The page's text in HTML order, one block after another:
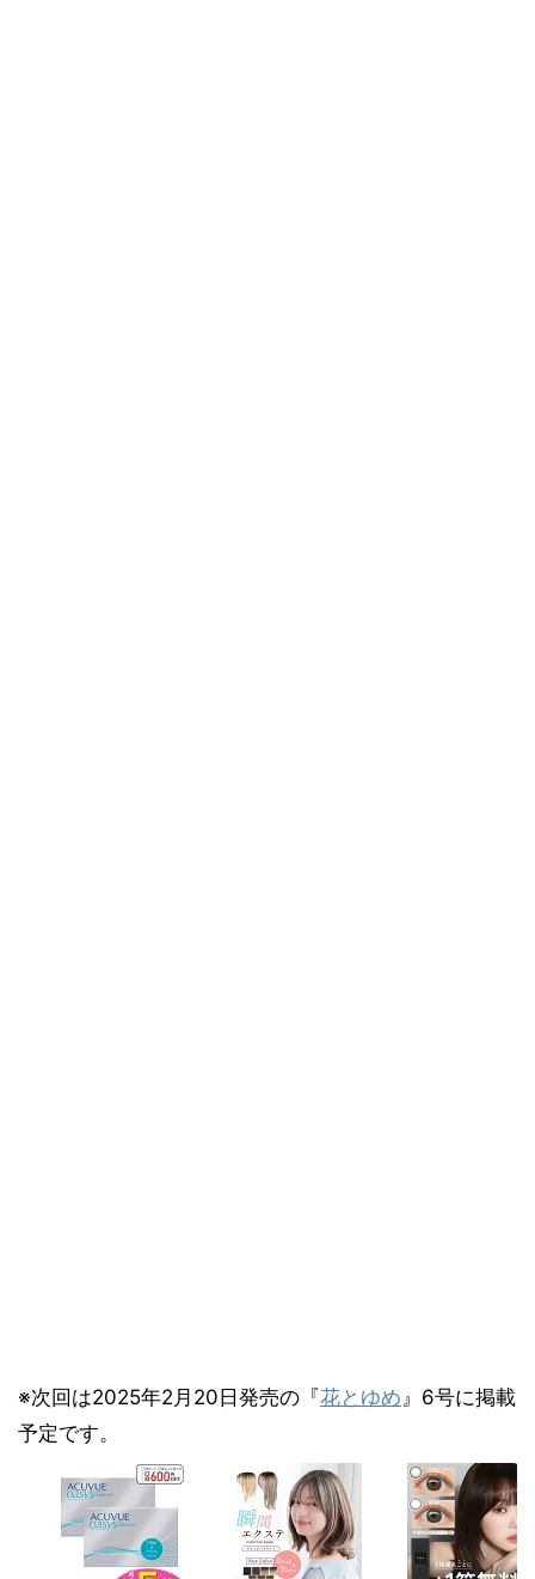
※次回は2025年2月20日発売の『花とゆめ』6号に掲載
予定です。